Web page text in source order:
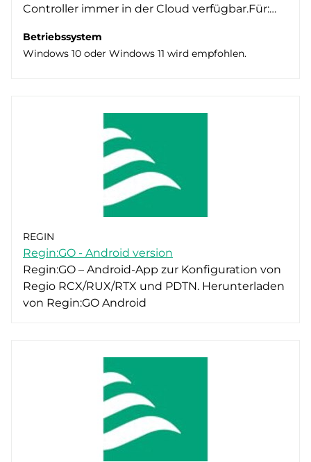
Controller immer in der Cloud verfügbar.Für:…
Betriebssystem
Windows 10 oder Windows 11 wird empfohlen.
REGIN
Regin:GO - Android version
Regin:GO – Android-App zur Konfiguration von
Regio RCX/RUX/RTX und PDTN. Herunterladen
von Regin:GO Android